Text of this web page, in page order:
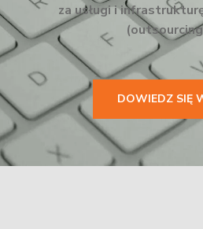
za usługi i
DOWIEDZ SIĘ